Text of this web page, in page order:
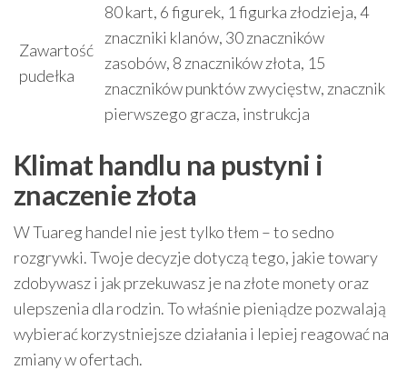
Zawartość
pudełka
80 kart, 6 figurek, 1 figurka złodzieja, 4
znaczniki klanów, 30 znaczników
zasobów, 8 znaczników złota, 15
znaczników punktów zwycięstw, znacznik
pierwszego gracza, instrukcja
Klimat handlu na pustyni i
znaczenie złota
W Tuareg handel nie jest tylko tłem – to sedno
rozgrywki. Twoje decyzje dotyczą tego, jakie towary
zdobywasz i jak przekuwasz je na złote monety oraz
ulepszenia dla rodzin. To właśnie pieniądze pozwalają
wybierać korzystniejsze działania i lepiej reagować na
zmiany w ofertach.